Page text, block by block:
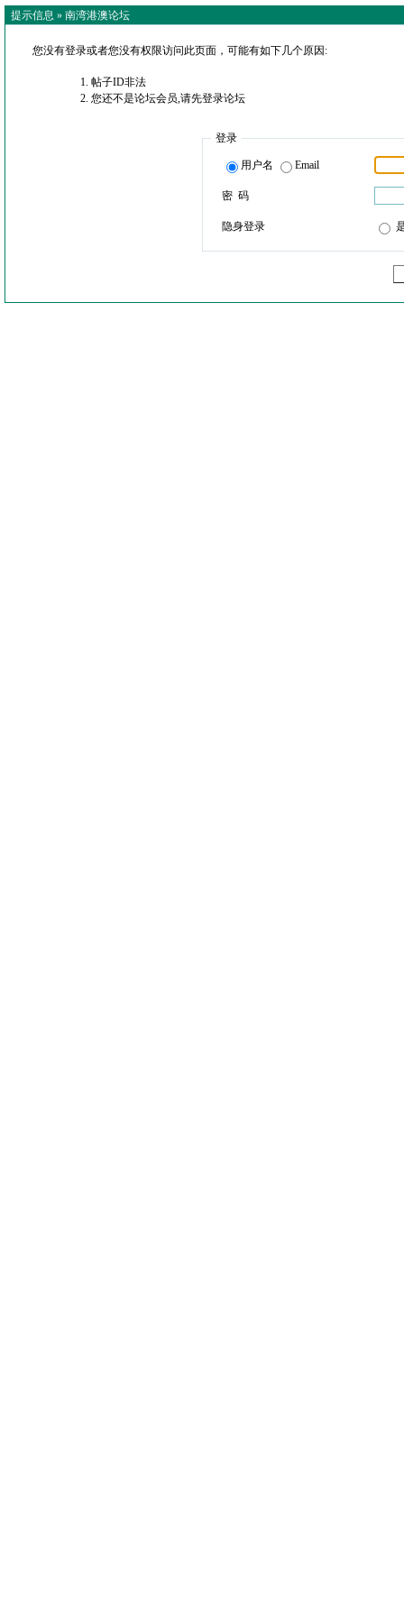
提示信息 » 南湾港澳论坛
您没有登录或者您没有权限访问此页面，可能有如下几个原因:
帖子ID非法
您还不是论坛会员,请先登录论坛
登录
用户名 Email
密 码
隐身登录